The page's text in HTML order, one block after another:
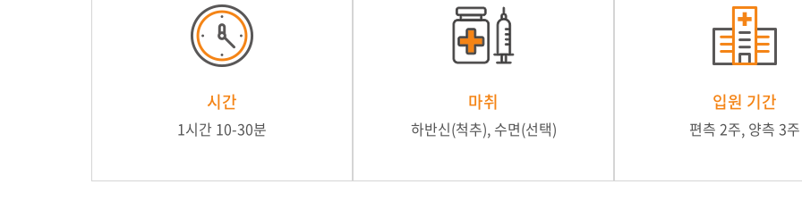
시간
1시간 10-30분
마취
하반신(척추), 수면(선택)
입원 기간
편측 2주, 양측 3주